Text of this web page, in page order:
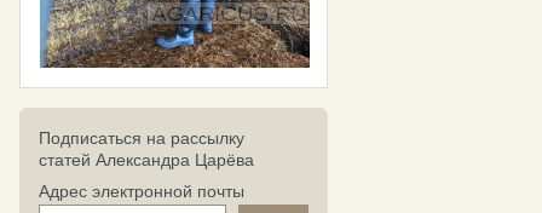
Подписаться на рассылку
статей Александра Царёва
Адрес электронной почты